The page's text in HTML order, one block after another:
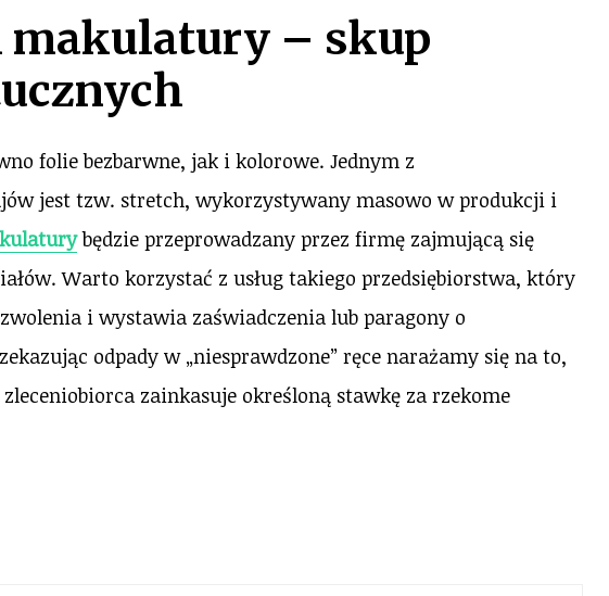
makulatury – skup
folie bezbarwne, jak i kolorowe. Jednym z
jest tzw. stretch, wykorzystywany masowo w produkcji i
będzie przeprowadzany przez firmę zajmującą się
Warto korzystać z usług takiego przedsiębiorstwa, który
i wystawia zaświadczenia lub paragony o
odpady w „niesprawdzone” ręce narażamy się na to,
zainkasuje określoną stawkę za rzekome